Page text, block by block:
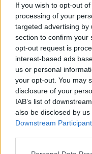
If you wish to opt-out
processing of your
targeted advertising by
section to confirm your
opt-out request is
interest-based ads
us or personal
your opt-out. You may
disclosure of your
IAB’s list of
also be disclosed by
Downstream
Please note that this
eredeti értelmezést
Ezek a rendkívüli
körülvevő
művészet „másik
vonulatán olyan
akik az által
átható sokszínű
inkább integrálódik
Ilyen alkotók voltak
Hundertwasser, Erik
Szabados György.